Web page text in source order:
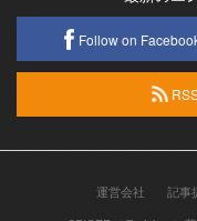
Follow on
運営会社 記事